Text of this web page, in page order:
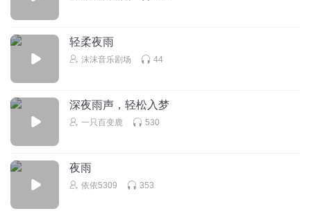
轻柔夜雨
沫沫音乐剧场 44
深夜雨声，轻松入梦
一只百变鹿 530
夜雨
依依5309 353